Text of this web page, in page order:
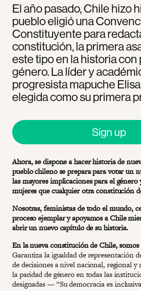
El año pasado, Chile hizo
pueblo eligió una
Constituyente para
constitución, la primera
este tipo en la historia con
género. La líder y
progresista mapuche
elegida como su primera
Sign up
Ahora, se dispone a hacer historia de
pueblo chileno se prepara para votar un
las mayores implicaciones para el género
mujeres que cualquier otra constitución
Nosotras, feministas de todo el mundo,
proceso ejemplar y apoyamos a Chile
abrir un nuevo capítulo de su historia.
En la nueva constitución de Chile,
Garantiza la igualdad de representación
de decisiones a nivel nacional, regional
la paridad de género en todas las
designadas — “Su democracia es